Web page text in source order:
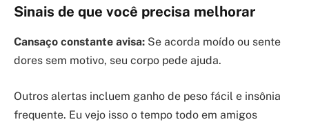
Sinais de que você precisa melhorar
Cansaço constante avisa: Se acorda moído ou sente
dores sem motivo, seu corpo pede ajuda.
Outros alertas incluem ganho de peso fácil e insônia
frequente. Eu vejo isso o tempo todo em amigos